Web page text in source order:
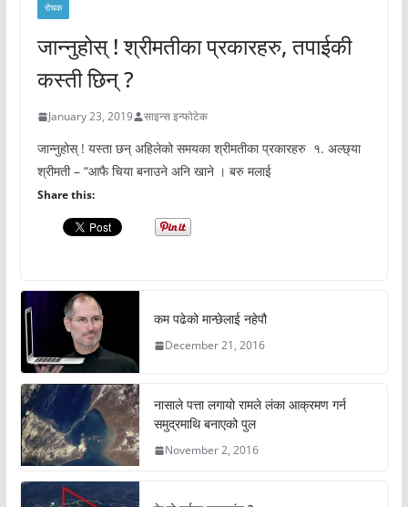
रोचक
जान्नुहोस् ! श्रीमतीका प्रकारहरु, तपाईकी
कस्ती छिन् ?
January 23, 2019 साइन्स इन्फोटेक
जान्नुहोस् ! यस्ता छन् अहिलेको समयका श्रीमतीका प्रकारहरु १. अल्छ्या
श्रीमती – “आफै चिया बनाउने अनि खाने । बरु मलाई
Share this:
कम पढेको मान्छेलाई नहेपौ
December 21, 2016
नासाले पत्ता लगायो रामले लंका आक्रमण गर्न
समुद्रमाथि बनाएको पुल
November 2, 2016